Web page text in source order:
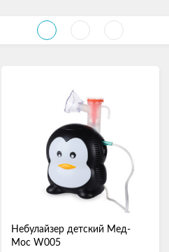
Небулайзер детский Мед-
Мос W005